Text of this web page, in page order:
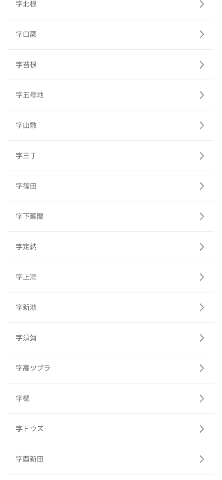
字北根
字口蕨
字苔根
字五号地
字山敷
字三丁
字篠田
字下廻間
字定納
字上満
字新池
字須賀
字高ツブラ
字樋
字トウズ
字酉新田